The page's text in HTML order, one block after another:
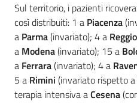
Sul territorio, i pazienti
così distribuiti: 1 a Piacenza
a Parma(invariato); 4 a
a Modena(invariato); 15 a
a Ferrara(invariato); 4 a
5 a Rimini (invariato rispetto
terapia intensiva aCesena